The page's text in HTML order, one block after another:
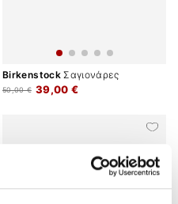
BirkenstockΣαγιονάρες
39,00 €
50,00 €